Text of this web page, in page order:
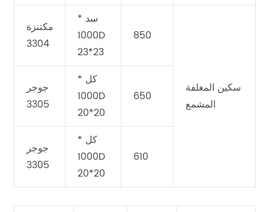
مكتنزة
3304
سد *
1000D
23*23
850
سكين المغلفة
المشمع
جوجر
3305
كل *
1000D
20*20
650
جوجر
3305
كل *
1000D
20*20
610